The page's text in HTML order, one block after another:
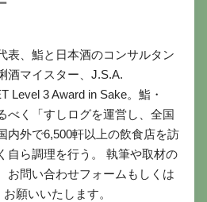
表、鮨と日本酒のコンサルタン
酒マイスター、J.S.A.
Level 3 Award in Sake。鮨・
べく「すしログを運営し、全国
内外で6,500軒以上の飲食店を訪
自ら調理を行う。 執筆や取材の
お問い合わせフォームもしくは
願いいたします。